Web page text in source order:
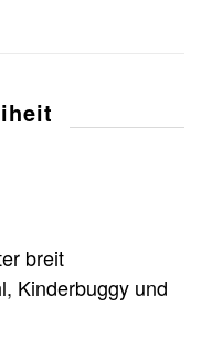
breit
Kinderbuggy und